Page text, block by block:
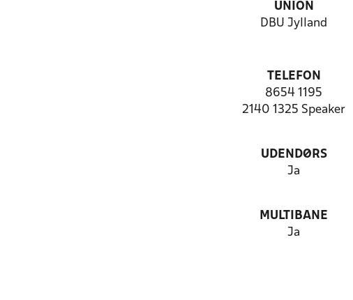
UNION
DBU Jylland
TELEFON
8654 1195
2140 1325 Speaker
UDENDØRS
Ja
MULTIBANE
Ja